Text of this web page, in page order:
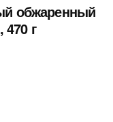
обжаренный
470 г